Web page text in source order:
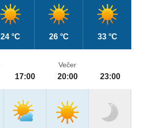
24 °C 26 °C 33 °C
17:00
Večer
20:00 23:00